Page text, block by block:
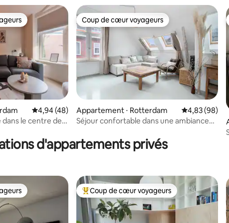
commentaires : 4,99 sur 5
les plus appréciés
Évaluation moyenne sur la base de 48 commentaires :
4,94 (48)
le centre de
Coup de cœur voyageurs
Coup de cœur voyageurs
Appartement ⋅ Rotterdam Évaluation
4,83 (98)
Séjour confortable dans une ambiance
d'appartements privés
les plus appréciés Coups de cœur voyageurs les plus appréciés
Coup de cœur voyageurs